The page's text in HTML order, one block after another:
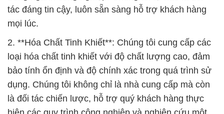
tác đáng tin cậy, luôn sẵn sàng hỗ trợ khách hàng
mọi lúc.
2. **Hóa Chất Tinh Khiết**: Chúng tôi cung cấp các
loại hóa chất tinh khiết với độ chất lượng cao, đảm
bảo tính ổn định và độ chính xác trong quá trình sử
dụng. Chúng tôi không chỉ là nhà cung cấp mà còn
là đối tác chiến lược, hỗ trợ quý khách hàng thực